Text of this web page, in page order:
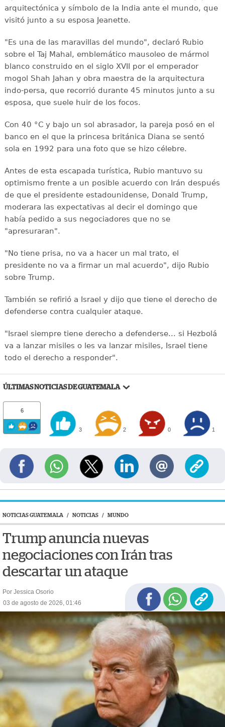
arquitectónica y símbolo de la India ante el mundo, que
visitó junto a su esposa Jeanette.
"Es una de las maravillas del mundo", declaró Rubio
sobre el Taj Mahal, emblemático mausoleo de mármol
blanco construido en el siglo XVII por el emperador
mogol Shah Jahan y obra maestra de la arquitectura
indo-persa, que recorrió durante 45 minutos junto a su
esposa, que suele huir de los focos.
Con 40 °C y bajo un sol abrasador, la pareja posó en el
banco en el que la princesa británica Diana se sentó
sola en 1992 para una foto que se hizo célebre.
Antes de esta escapada turística, Rubio mantuvo su
optimismo frente a un posible acuerdo con Irán después
de que el presidente estadounidense, Donald Trump,
moderara las expectativas al decir el domingo que
había pedido a sus negociadores que no se
"apresuraran".
"No tiene prisa, no va a hacer un mal trato, el
presidente no va a firmar un mal acuerdo", dijo Rubio
sobre Trump.
También se refirió a Israel y dijo que tiene el derecho de
defenderse contra cualquier ataque.
"Israel siempre tiene derecho a defenderse... si Hezbolá
va a lanzar misiles o les va lanzar misiles, Israel tiene
todo el derecho a responder".
ÚLTIMAS NOTICIAS DE GUATEMALA
6
3 2 0 1
NOTICIAS GUATEMALA / NOTICIAS / MUNDO
Trump anuncia nuevas
negociaciones con Irán tras
descartar un ataque
Por Jessica Osorio
03 de agosto de 2026, 01:46